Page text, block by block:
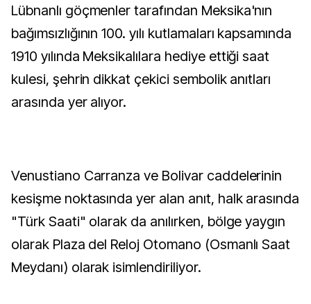
Lübnanlı göçmenler tarafından Meksika'nın
bağımsızlığının 100. yılı kutlamaları kapsamında
1910 yılında Meksikalılara hediye ettiği saat
kulesi, şehrin dikkat çekici sembolik anıtları
arasında yer alıyor.
Venustiano Carranza ve Bolivar caddelerinin
kesişme noktasında yer alan anıt, halk arasında
"Türk Saati" olarak da anılırken, bölge yaygın
olarak Plaza del Reloj Otomano (Osmanlı Saat
Meydanı) olarak isimlendiriliyor.